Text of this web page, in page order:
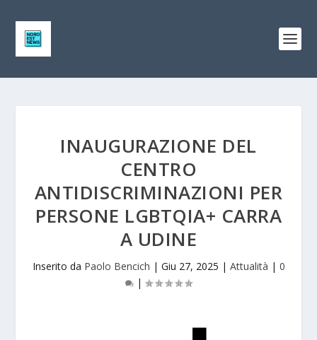
INAUGURAZIONE DEL
CENTRO
ANTIDISCRIMINAZIONI PER
PERSONE LGBTQIA+ CARRA
A UDINE
Inserito da Paolo Bencich | Giu 27, 2025 | Attualità | 0
|